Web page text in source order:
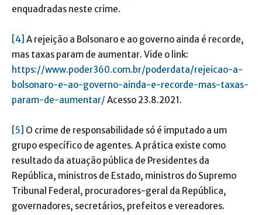
enquadradas neste crime.
[4] A rejeição a Bolsonaro e ao governo ainda é recorde,
mas taxas param de aumentar. Vide o link:
https://www.poder360.com.br/poderdata/rejeicao-a-
bolsonaro-e-ao-governo-ainda-e-recorde-mas-taxas-
param-de-aumentar/ Acesso 23.8.2021.
[5] O crime de responsabilidade só é imputado a um
grupo específico de agentes. A prática existe como
resultado da atuação pública de Presidentes da
República, ministros de Estado, ministros do Supremo
Tribunal Federal, procuradores-geral da República,
governadores, secretários, prefeitos e vereadores.